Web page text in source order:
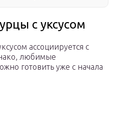
с уксусом
ассоциируется с
любимые
готовить уже с начала